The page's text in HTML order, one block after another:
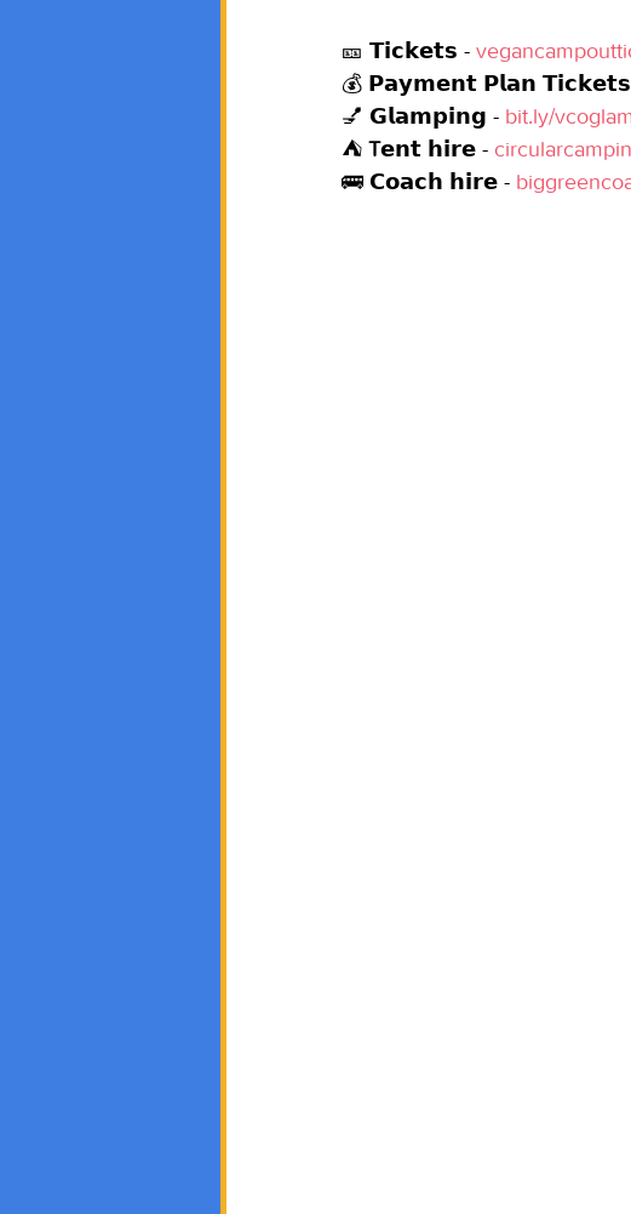
🎫 𝗧𝗶𝗰𝗸𝗲𝘁𝘀 -
💰 𝗣𝗮𝘆𝗺𝗲𝗻𝘁 𝗣𝗹𝗮𝗻
💅 𝗚𝗹𝗮𝗺𝗽𝗶𝗻𝗴 - bit.ly/
⛺ T𝗲𝗻𝘁 𝗵𝗶𝗿𝗲 -
🚌 𝗖𝗼𝗮𝗰𝗵 𝗵𝗶𝗿𝗲 -